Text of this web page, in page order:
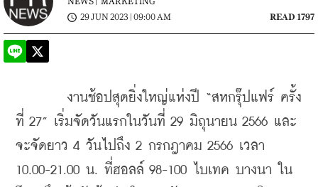
29 JUN 2023 | 09:00 AM
READ 1797
งานช้อปสุดยิ่งใหญ่แห่งปี “สหกรุ๊ปแฟร์ ครั้ง
ที่ 27” เริ่มจัดวันแรกในวันที่ 29 มิถุนายน 2566 และ
จะจัดยาว 4 วันไปถึง 2 กรกฎาคม 2566 เวลา
10.00-21.00 น. ที่ฮอลล์ 98-100 ไบเทค บางนา ใน